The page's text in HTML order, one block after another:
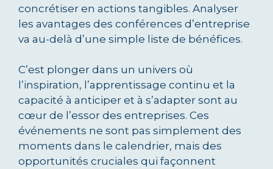
concrétiser en actions tangibles. Analyser
les avantages des conférences d’entreprise
va au-delà d’une simple liste de bénéfices.
C’est plonger dans un univers où
l’inspiration, l’apprentissage continu et la
capacité à anticiper et à s’adapter sont au
cœur de l’essor des entreprises. Ces
événements ne sont pas simplement des
moments dans le calendrier, mais des
opportunités cruciales qui façonnent